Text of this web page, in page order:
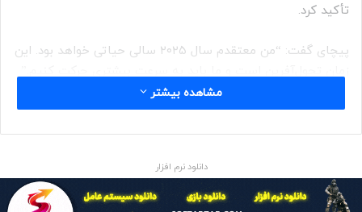
تأکید کرد.
پیچای گفت: “من معتقدم سال ۲۰۲۵ سالی حیاتی خواهد بود. این
او افزود: “در سال ۲۰۲۵، تمرکز ما باید بر روی بهره‌برداری از مزایای
این فناوری و حل مشکلات واقعی کاربران باشد.” کارکنان در این
جلسه به صورت حضوری در دفتر مرکزی گوگل واقع در مانتین ویو
مدیرعامل گوگل همچنین از پروژه جدیدی به نام مارینر رونمایی کرد
مشاهده بیشتر
دانلود نرم افزار